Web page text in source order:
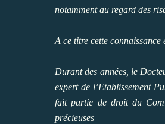
notamment au regard des
A ce titre cette
Durant des années, le
expert de l’Etablissement
fait partie de droit du
précieuses